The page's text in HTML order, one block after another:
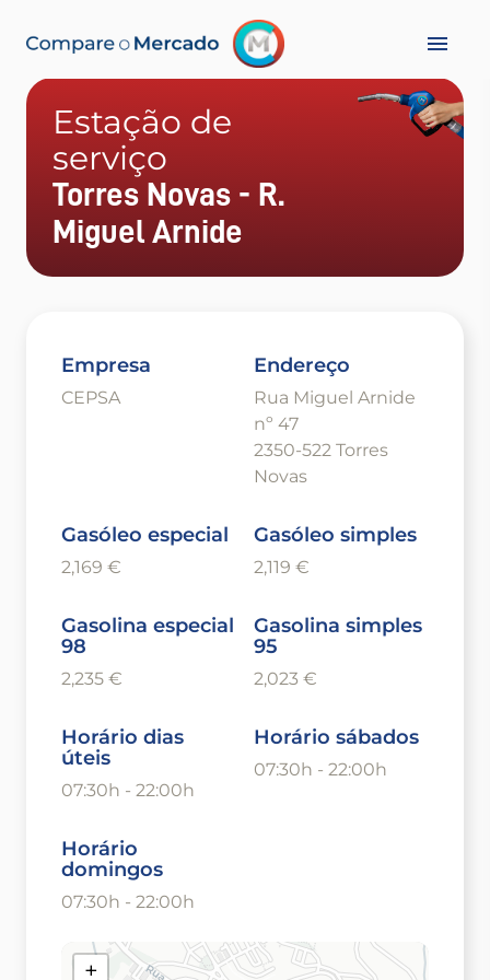
Estação de
serviço
Torres Novas - R.
Miguel Arnide
Empresa
CEPSA
Endereço
Rua Miguel Arnide
nº 47
2350-522 Torres
Novas
Gasóleo especial
2,169 €
Gasóleo simples
2,119 €
Gasolina especial
98
2,235 €
Gasolina simples
95
2,023 €
Horário dias
úteis
07:30h - 22:00h
Horário sábados
07:30h - 22:00h
Horário
domingos
07:30h - 22:00h
+